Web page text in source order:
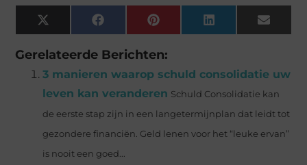
X
(Twitter)
Facebook Pinterest LinkedIn Email
Gerelateerde Berichten:
3 manieren waarop schuld consolidatie uw
leven kan veranderen Schuld Consolidatie kan
de eerste stap zijn in een langetermijnplan dat leidt tot
gezondere financiën. Geld lenen voor het “leuke ervan”
is nooit een goed...